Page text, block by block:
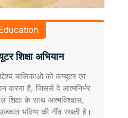
शिक्षा अभियान
बालिकाओं को कंप्यूटर एवं
करना है, जिससे वे आत्मनिर्भर
के साथ आत्मविश्वास,
भविष्य की नींव रखती है।